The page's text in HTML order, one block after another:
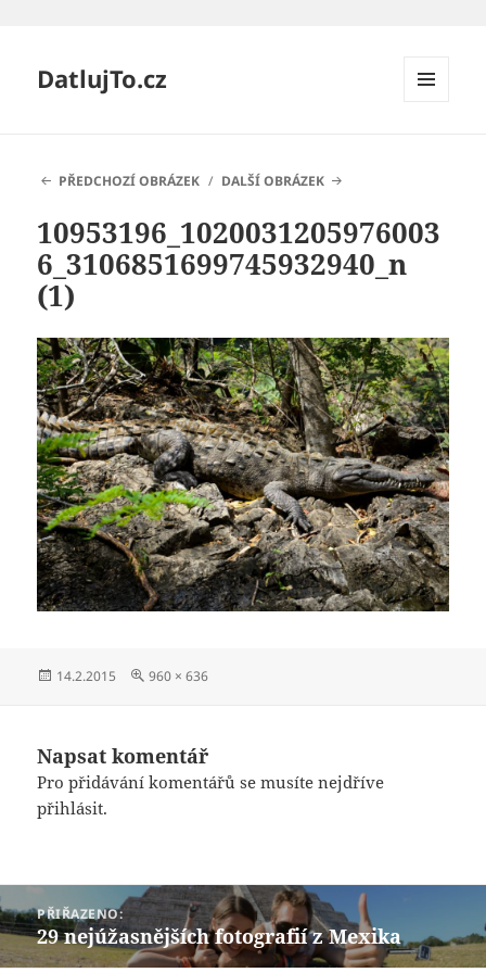
DatlujTo.cz
PŘEDCHOZÍ OBRÁZEK
DALŠÍ OBRÁZEK
10953196_1020031205976003
6_3106851699745932940_n
(1)
Publikováno:
14.2.2015
Původní
960 × 636
Napsat komentář
Pro přidávání komentářů se musíte nejdříve
přihlásit.
Navigace
pro
příspěvek
PŘIŘAZENO:
29 nejúžasnějších fotografií z Mexika